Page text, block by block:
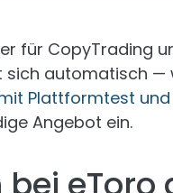
für CopyTrading
automatisch —
Plattformtest
Angebot ein.